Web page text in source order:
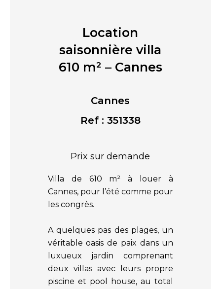
Location
saisonnière villa
610 m² – Cannes
Cannes
Ref : 351338
Prix sur demande
Villa de 610 m² à louer à
Cannes, pour l’été comme pour
les congrès.
A quelques pas des plages, un
véritable oasis de paix dans un
luxueux jardin comprenant
deux villas avec leurs propre
piscine et pool house, au total